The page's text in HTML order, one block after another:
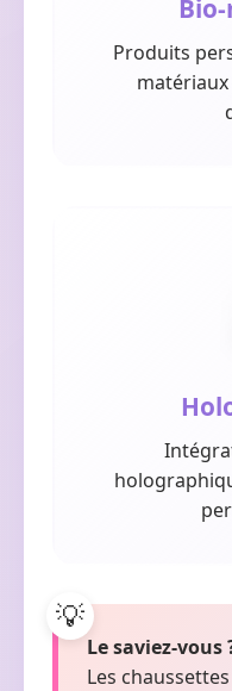
Produits
Le saviez-vous
Les